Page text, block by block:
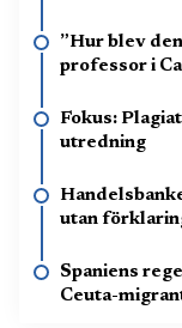
”Hur blev
professor i
Fokus:
utredning
utan
Spaniens
Ceuta-